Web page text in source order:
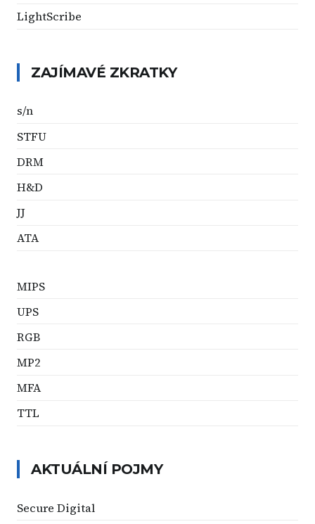
LightScribe
ZAJÍMAVÉ ZKRATKY
s/n
STFU
DRM
H&D
JJ
ATA
MIPS
UPS
RGB
MP2
MFA
TTL
AKTUÁLNÍ POJMY
Secure Digital